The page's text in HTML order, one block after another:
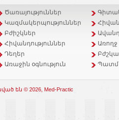
Ծառայություններ
Կազմակերպություններ
Բժիշկներ
Հիվանդություններ
Դեղեր
Առաջին օգնություն
են © 2026, Med-Practic